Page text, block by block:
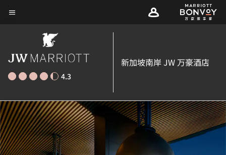
Skip
4.3
新加坡南岸 JW 万豪酒店